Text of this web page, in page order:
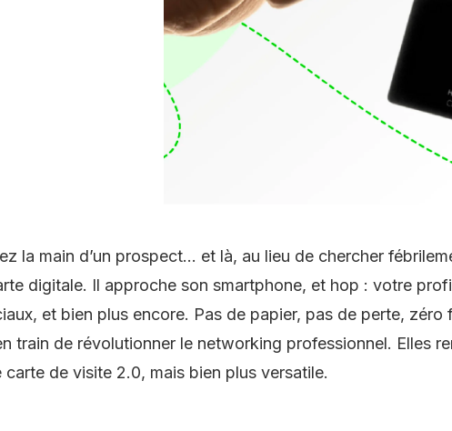
la main d’un prospect… et là, au lieu de chercher
digitale. Il approche son smartphone, et hop : votre
et bien plus encore. Pas de papier, pas de perte, zéro
train de révolutionner le networking professionnel. Elles
carte de visite 2.0, mais bien plus versatile.